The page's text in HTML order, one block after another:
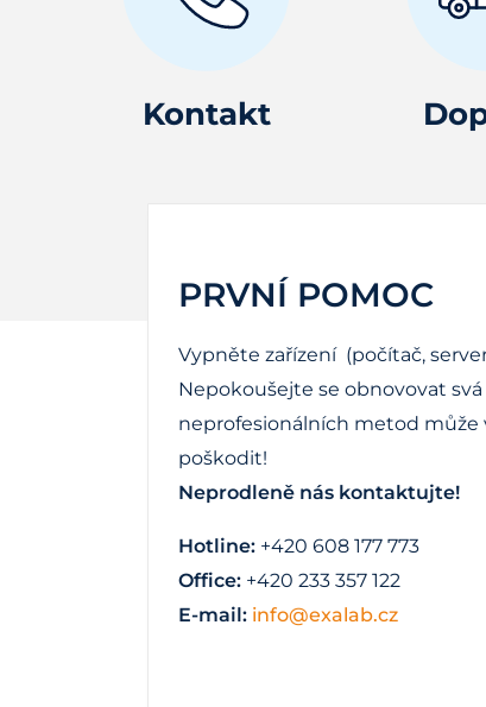
Kontakt
PRVNÍ POMOC
Vypněte zařízení (počítač,
Nepokoušejte se obnovovat
neprofesionálních metod může
poškodit!
Neprodleně nás kontaktujte!
Hotline: +420 608 177 773
Office: +420 233 357 122
E-mail: info@exalab.cz